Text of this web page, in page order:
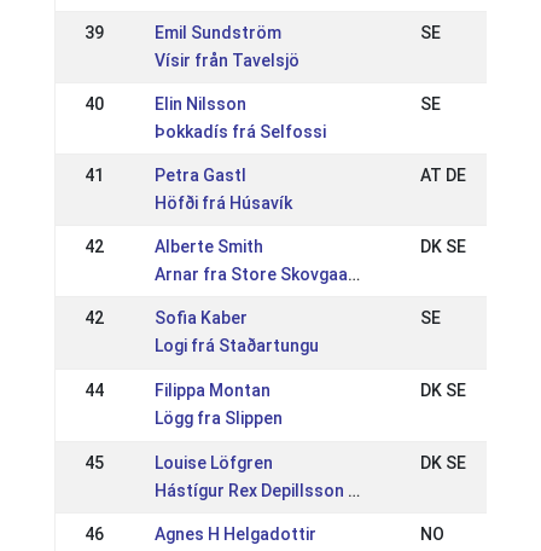
39
Emil Sundström
Vísir från Tavelsjö
SE
40
Elin Nilsson
Þokkadís frá Selfossi
SE
41
Petra Gastl
Höfði frá Húsavík
AT DE
42
Alberte Smith
Arnar fra Store Skovgaard
DK SE
42
Sofia Kaber
Logi frá Staðartungu
SE
44
Filippa Montan
Lögg fra Slippen
DK SE
45
Louise Löfgren
Hástígur Rex Depillsson från Skomakarns
DK SE
46
Agnes H Helgadottir
NO